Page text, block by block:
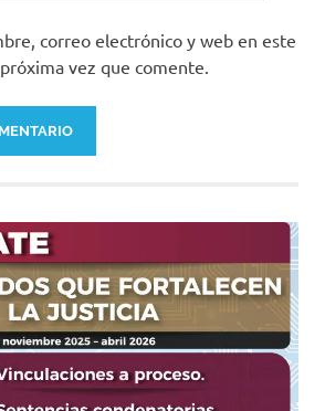
correo electrónico y web en este
vez que comente.